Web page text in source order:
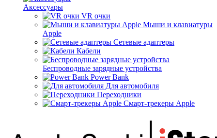
Аксессуары
VR очки
Мыши и клавиатуры
Apple
Сетевые адаптеры
Кабели
Беспроводные зарядные устройства
Power Bank
Для автомобиля
Переходники
Смарт-трекеры Apple